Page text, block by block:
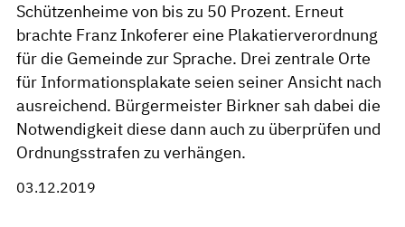
Schützenheime von bis zu 50 Prozent. Erneut
brachte Franz Inkoferer eine Plakatierverordnung
für die Gemeinde zur Sprache. Drei zentrale Orte
für Informationsplakate seien seiner Ansicht nach
ausreichend. Bürgermeister Birkner sah dabei die
Notwendigkeit diese dann auch zu überprüfen und
Ordnungsstrafen zu verhängen.
03.12.2019